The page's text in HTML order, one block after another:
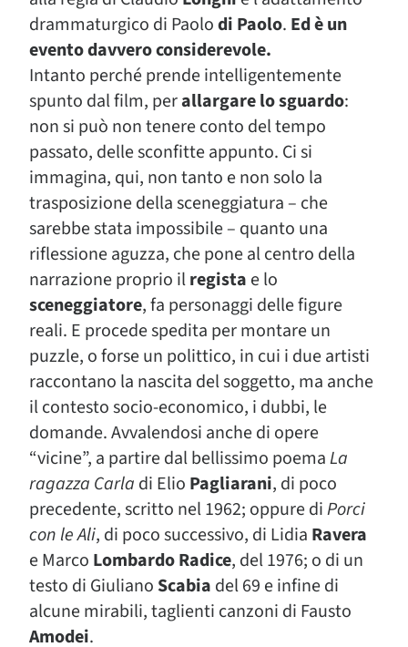
drammaturgico di Paolodi Paolo. Ed è un
evento davvero considerevole.
Intanto perché prende intelligentemente
spunto dal film, perallargare lo sguardo:
non si può non tenere conto del tempo
passato, delle sconfitte appunto. Ci si
immagina, qui, non tanto e non solo la
trasposizione della sceneggiatura – che
sarebbe stata impossibile – quanto una
riflessione aguzza, che pone al centro della
narrazione proprio ilregista e lo
sceneggiatore, fa personaggi delle figure
reali. E procede spedita per montare un
puzzle, o forse un polittico, in cui i due artisti
raccontano la nascita del soggetto, ma anche
il contesto socio-economico, i dubbi, le
domande. Avvalendosi anche di opere
“vicine”, a partire dal bellissimo poemaLa
ragazza Carla di Elio Pagliarani, di poco
precedente, scritto nel 1962; oppure diPorci
con le Ali, di poco successivo, di Lidia Ravera
e Marco Lombardo Radice, del 1976; o di un
testo di Giuliano Scabia del 69 e infine di
alcune mirabili, taglienti canzoni di Fausto
Amodei.